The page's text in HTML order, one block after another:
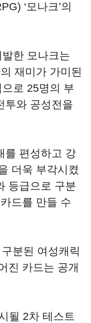
‘모나크’의
한 모나크는
재미가 가미된
로 25명의 부
투와 공성전을
를 편성하고 강
더욱 부각시켰
등급으로 구분
드를 만들 수
분된 여성캐릭
진 카드는 공개
될 2차 테스트